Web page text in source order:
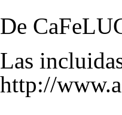
De
Las
http://